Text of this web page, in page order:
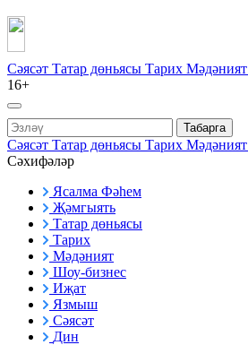
Сәясәт Татар дөньясы Тарих Мәдәният
16+
Табарга
Сәясәт Татар дөньясы Тарих Мәдәният
Сәхифәләр
Ясалма Фәһем
Җәмгыять
Татар дөньясы
Тарих
Мәдәният
Шоу-бизнес
Иҗат
Язмыш
Сәясәт
Дин